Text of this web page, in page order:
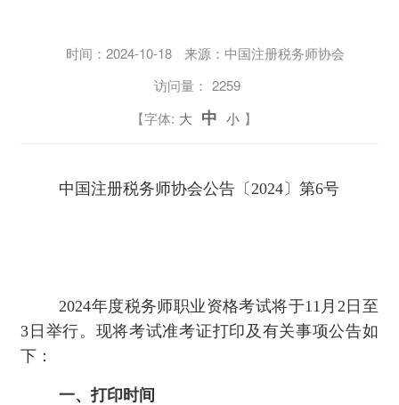
时间：2024-10-18
来源：中国注册税务师协会
访问量： 2259
【字体: 大 中 小 】
中国注册税务师协会公告〔2024〕第6号
2024年度税务师职业资格考试将于11月2日至
3日举行。现将考试准考证打印及有关事项公告如
下：
一、打印时间